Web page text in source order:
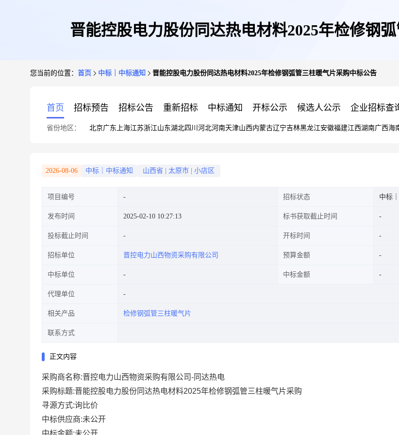
晋能控股电力股份同达热电材料2025年检修钢
您当前的位置： 首页 中标｜中标通知 晋能控股电力股份同达热电材料2025年检修钢弧管三柱暖气片采购中标公告
首页 招标预告 招标公告 重新招标 中标通知 开标公示 候选人公示 企业招标查
省份地区： 北京广东 上海江苏浙江山东湖北四川 河北河南天津山西内蒙古辽宁吉林黑龙江安徽福建江西湖南广西海
2026-08-06 中标｜中标通知 山西省 太原市 小店区
项目编号 招标状态 中标
发布时间 2025-02-10 10:27:13 标书获取截止时间
投标截止时间 开标时间
招标单位 晋控电力山西物资采购有限公司 预算金额
中标单位 中标金额
代理单位
相关产品 检修钢弧管三柱暖气片
联系方式
正文内容
采购商名称:晋控电力山西物资采购有限公司-同达热电
采购标题:晋能控股电力股份同达热电材料2025年检修钢弧管三柱暖气片采购
寻源方式:询比价
中标供应商:未公开
中标金额:未公开